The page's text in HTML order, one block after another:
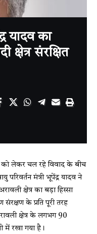
यादव का
संरक्षित
को लेकर चल रहे विवाद के बीच
परिवर्तन मंत्री भूपेंद्र यादव ने
क्षेत्र का बड़ा हिस्सा
संरक्षण के प्रति पूरी तरह
क्षेत्र के लगभग 90
में रखा गया है।